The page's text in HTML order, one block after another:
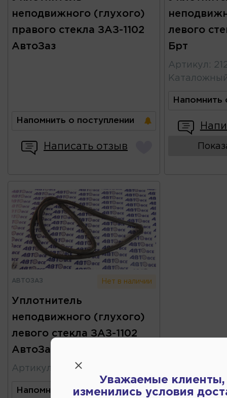
неподвижного (глухого)
правого стекла ЗАЗ-1102
АвтоЗаз
Напомнить о поступлении
Написать отзыв
левого
Брт
Артикул :
Напомнить
АВТОЗАЗ Нет в наличии
Уплотнитель
неподвижного (глухого)
левого стекла ЗАЗ-1102
АвтоЗаз
Артикул 11021540309701
Напомнить о поступлении
Уважаемые клиенты,
изменились условия